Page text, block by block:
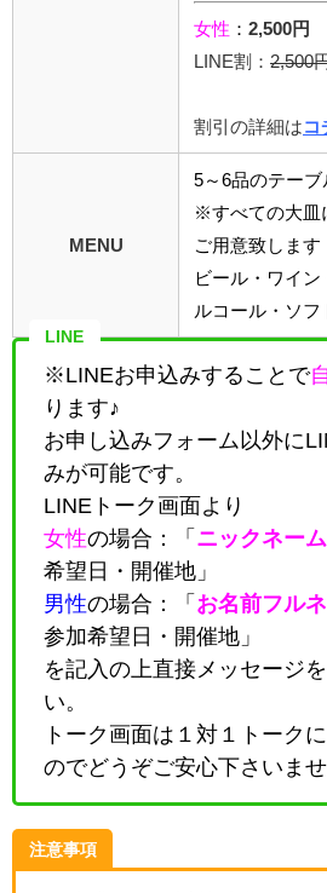
女性 ： 2,500円
LINE割： 2,500
割引の詳細は コ
MENU
5～6品のテー
※すべての大皿
ご用意致します
ビール・ワイ
ルコール・ソフ
LINE
※LINEお申込みすることで
ります♪
お申し込みフォーム以外に
みが可能です。
LINEトーク画面より
女性の場合：「 ニックネーム
希望日・開催地」
男性の場合：「 お名前フル
参加希望日・開催地」
を記入の上直接メッセージ
い。
トーク画面は１対１トーク
のでどうぞご安心下さいませ
注意事項